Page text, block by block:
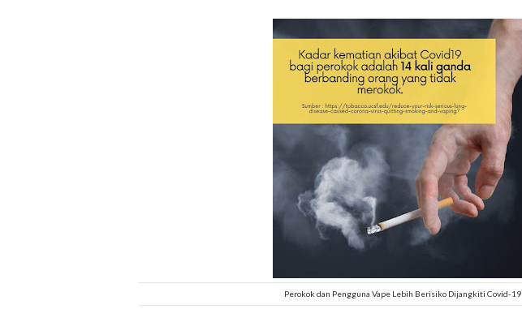
Perokok dan Pengguna Vape Lebih Berisiko Dijangkiti Covid-19